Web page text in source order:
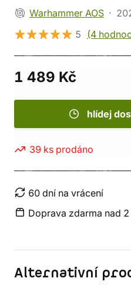
Warhammer AOS
5
(4
1 489 Kč
hlídej
39 ks prodáno
60 dní na vrácení
Doprava zdarma nad
Alternativní